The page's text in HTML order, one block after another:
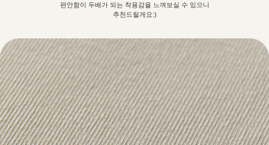
편안함이 두배가 되는 착용감을 느껴보실 수 있으니
추천드릴게요:)